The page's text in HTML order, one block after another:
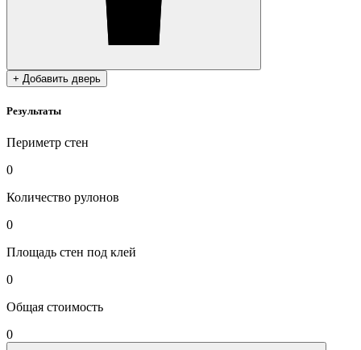
+ Добавить дверь
Результаты
Периметр стен
0
Количество рулонов
0
Площадь стен под клей
0
Общая стоимость
0